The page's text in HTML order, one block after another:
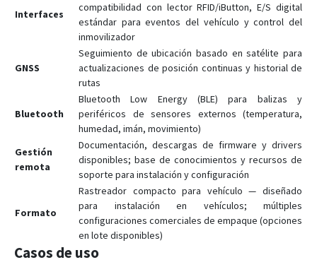
FMP100
FMT100
FMU125
FMU126
FMU130
FTC305
FTC881
FTC921
FTC961
FTM305
FTM880
Interfaces
compatibilidad con lector RFID/iButton, E/S digital
estándar para eventos del vehículo y control del
inmovilizador
GNSS
Seguimiento de ubicación basado en satélite para
actualizaciones de posición continuas y historial de
rutas
Bluetooth
Bluetooth Low Energy (BLE) para balizas y
periféricos de sensores externos (temperatura,
humedad, imán, movimiento)
Gestión
remota
Documentación, descargas de firmware y drivers
disponibles; base de conocimientos y recursos de
soporte para instalación y configuración
Formato
Rastreador compacto para vehículo — diseñado
para instalación en vehículos; múltiples
configuraciones comerciales de empaque (opciones
en lote disponibles)
Casos de uso